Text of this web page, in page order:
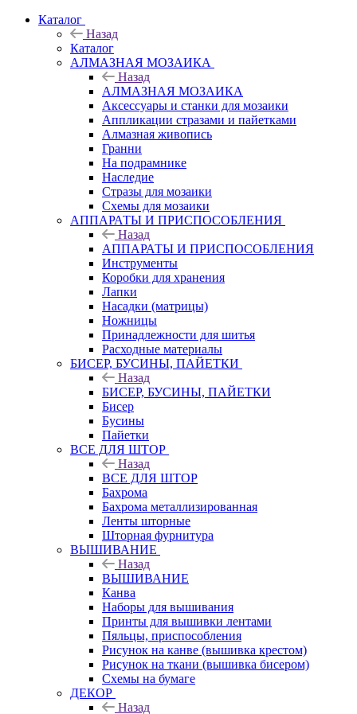
Каталог
Назад
Каталог
АЛМАЗНАЯ МОЗАИКА
Назад
АЛМАЗНАЯ МОЗАИКА
Аксессуары и станки для мозаики
Аппликации стразами и пайетками
Алмазная живопись
Гранни
На подрамнике
Наследие
Стразы для мозаики
Схемы для мозаики
АППАРАТЫ И ПРИСПОСОБЛЕНИЯ
Назад
АППАРАТЫ И ПРИСПОСОБЛЕНИЯ
Инструменты
Коробки для хранения
Лапки
Насадки (матрицы)
Ножницы
Принадлежности для шитья
Расходные материалы
БИСЕР, БУСИНЫ, ПАЙЕТКИ
Назад
БИСЕР, БУСИНЫ, ПАЙЕТКИ
Бисер
Бусины
Пайетки
ВСЕ ДЛЯ ШТОР
Назад
ВСЕ ДЛЯ ШТОР
Бахрома
Бахрома металлизированная
Ленты шторные
Шторная фурнитура
ВЫШИВАНИЕ
Назад
ВЫШИВАНИЕ
Канва
Наборы для вышивания
Принты для вышивки лентами
Пяльцы, приспособления
Рисунок на канве (вышивка крестом)
Рисунок на ткани (вышивка бисером)
Схемы на бумаге
ДЕКОР
Назад